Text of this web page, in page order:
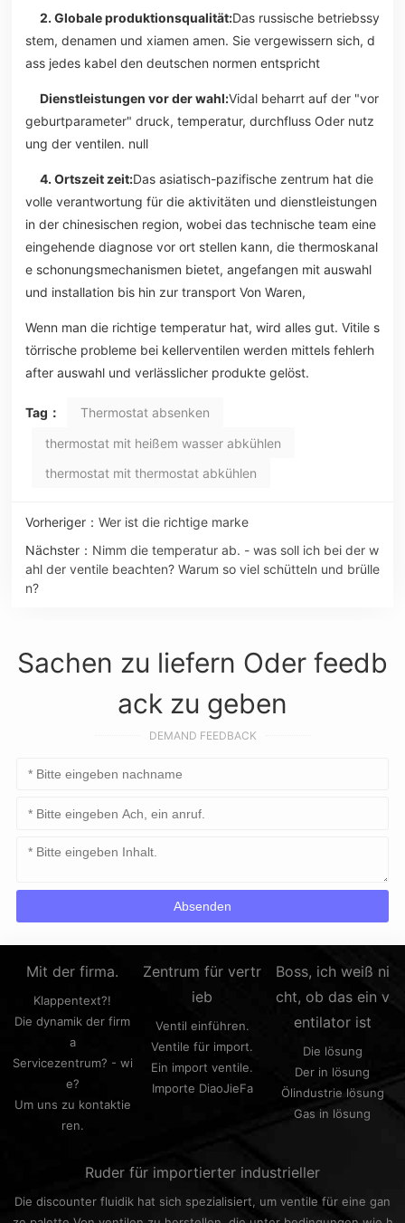
2. Globale produktionsqualität:Das russische betriebssy
stem, denamen und xiamen amen. Sie vergewissern sich, d
ass jedes kabel den deutschen normen entspricht
Dienstleistungen vor der wahl:Vidal beharrt auf der "vor
geburtparameter" druck, temperatur, durchfluss Oder nutz
ung der ventilen. null
4. Ortszeit zeit:Das asiatisch-pazifische zentrum hat die
volle verantwortung für die aktivitäten und dienstleistungen
in der chinesischen region, wobei das technische team eine
eingehende diagnose vor ort stellen kann, die thermoskanal
e schonungsmechanismen bietet, angefangen mit auswahl
und installation bis hin zur transport Von Waren,
Wenn man die richtige temperatur hat, wird alles gut. Vitile s
törrische probleme bei kellerventilen werden mittels fehlerh
after auswahl und verlässlicher produkte gelöst.
Tag：
Thermostat absenken
thermostat mit heißem wasser abkühlen
thermostat mit thermostat abkühlen
Vorheriger： Wer ist die richtige marke
Nächster： Nimm die temperatur ab. - was soll ich bei der w
ahl der ventile beachten? Warum so viel schütteln und brülle
n?
Sachen zu liefern Oder feedb
ack zu geben
DEMAND FEEDBACK
Mit der firma.
Klappentext?!
Die dynamik der firm
a
Servicezentrum? - wi
e?
Um uns zu kontaktie
ren.
Zentrum für vertr
ieb
Ventil einführen.
Ventile für import.
Ein import ventile.
Importe DiaoJieFa
Boss, ich weiß ni
cht, ob das ein v
entilator ist
Die lösung
Der in lösung
Ölindustrie lösung
Gas in lösung
Ruder für importierter industrieller
Die discounter fluidik hat sich spezialisiert, um ventile für eine gan